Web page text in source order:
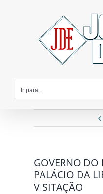
Ir para...
GOVERNO DO
PALÁCIO DA
VISITAÇÃO